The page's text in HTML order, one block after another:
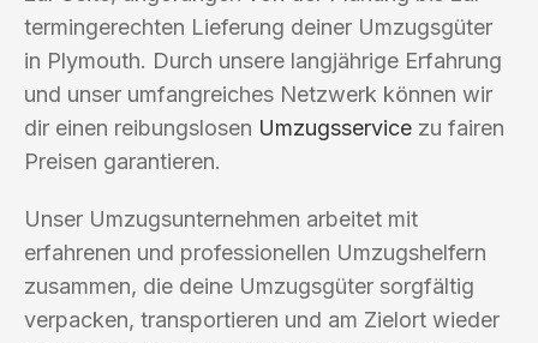
termingerechten Lieferung deiner Umzugsgüter
in Plymouth. Durch unsere langjährige Erfahrung
und unser umfangreiches Netzwerk können wir
dir einen reibungslosen Umzugsservice zu fairen
Preisen garantieren.
Unser Umzugsunternehmen arbeitet mit
erfahrenen und professionellen Umzugshelfern
zusammen, die deine Umzugsgüter sorgfältig
verpacken, transportieren und am Zielort wieder